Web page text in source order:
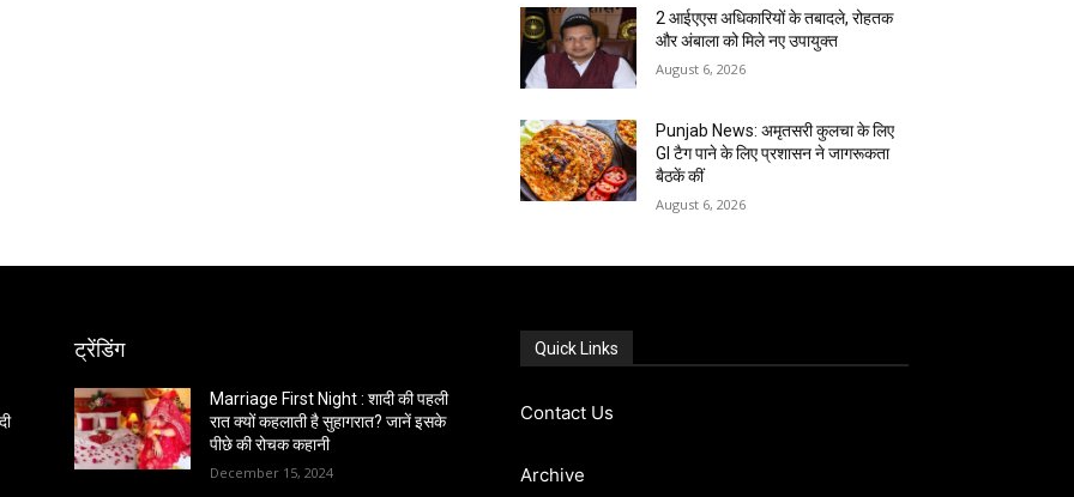
2 आईएएस अधिकारियों के तबादले, रोहतक
और अंबाला को मिले नए उपायुक्त
August 6, 2026
Punjab News: अमृतसरी कुलचा के लिए
GI टैग पाने के लिए प्रशासन ने जागरूकता
बैठकें कीं
August 6, 2026
ट्रेंडिंग
Marriage First Night : शादी की पहली
रात क्यों कहलाती है सुहागरात? जानें इसके
पीछे की रोचक कहानी
December 15, 2024
Quick Links
Contact Us
Archive